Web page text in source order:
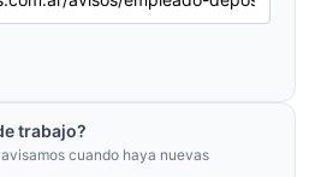
trabajo?
cuando haya nuevas